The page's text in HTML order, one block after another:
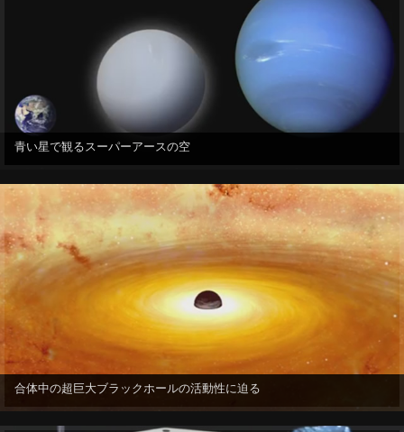
青い星で観るスーパーアースの空
合体中の超巨大ブラックホールの活動性に迫る